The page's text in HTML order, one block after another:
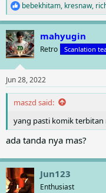
R
e
a
c
t
i
s
:
bebekhitam, kresnaw,
mahyugin
Retro Scanlation
Jun 28, 2022
maszd said:
yang pasti komik terbitan
ada tanda nya mas?
Jun123
Enthusiast